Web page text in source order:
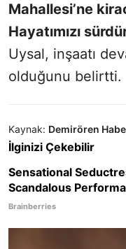
Mahallesi’ne
Hayatımızı
Uysal, inşaatı
olduğunu belirtti.
Kaynak: Demirören